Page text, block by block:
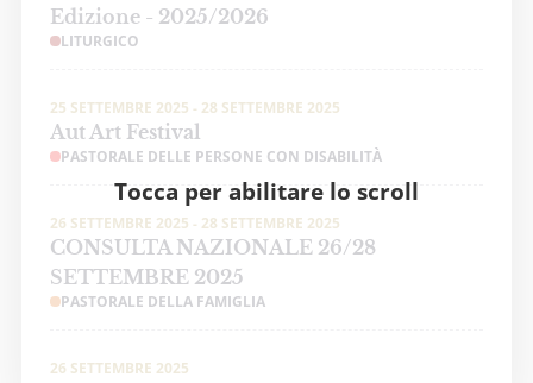
Tocca per abilitare lo scroll
Edizione - 2025/2026
LITURGICO
25 SETTEMBRE 2025 - 28 SETTEMBRE 2025
Aut Art Festival
PASTORALE DELLE PERSONE CON DISABILITÀ
26 SETTEMBRE 2025 - 28 SETTEMBRE 2025
CONSULTA NAZIONALE 26/28
SETTEMBRE 2025
PASTORALE DELLA FAMIGLIA
26 SETTEMBRE 2025